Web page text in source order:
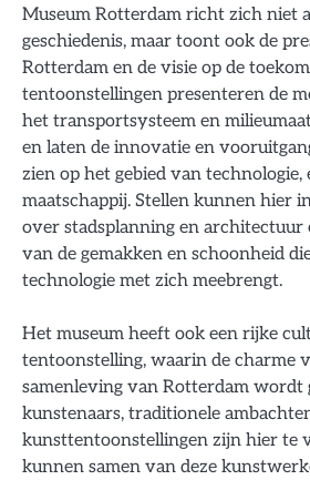
Museum Rotterdam richt zich niet
geschiedenis, maar toont ook de
Rotterdam en de visie op de
tentoonstellingen presenteren de
het transportsysteem en
en laten de innovatie en
zien op het gebied van technologie,
maatschappij. Stellen kunnen hier
over stadsplanning en architectuur
van de gemakken en schoonheid
technologie met zich meebrengt.
Het museum heeft ook een rijke
tentoonstelling, waarin de charme
samenleving van Rotterdam wordt
kunstenaars, traditionele
kunsttentoonstellingen zijn hier te
kunnen samen van deze